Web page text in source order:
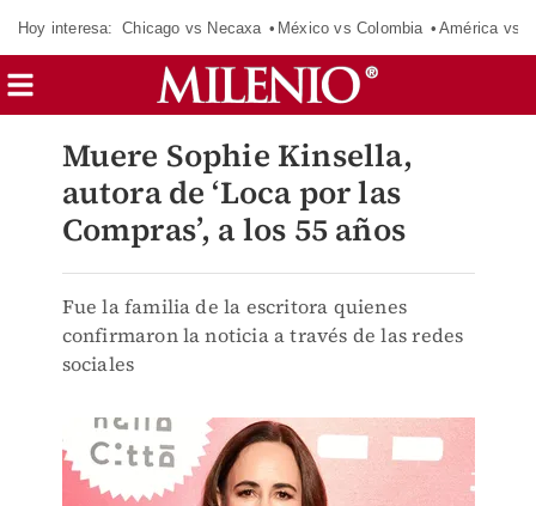
Hoy interesa: Chicago vs Necaxa México vs Colombia América vs
Muere Sophie Kinsella,
autora de ‘Loca por las
Compras’, a los 55 años
Fue la familia de la escritora quienes
confirmaron la noticia a través de las redes
sociales